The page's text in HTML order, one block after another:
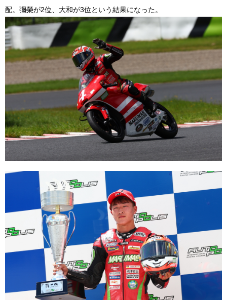
配。彌榮が2位、大和が3位という結果になった。